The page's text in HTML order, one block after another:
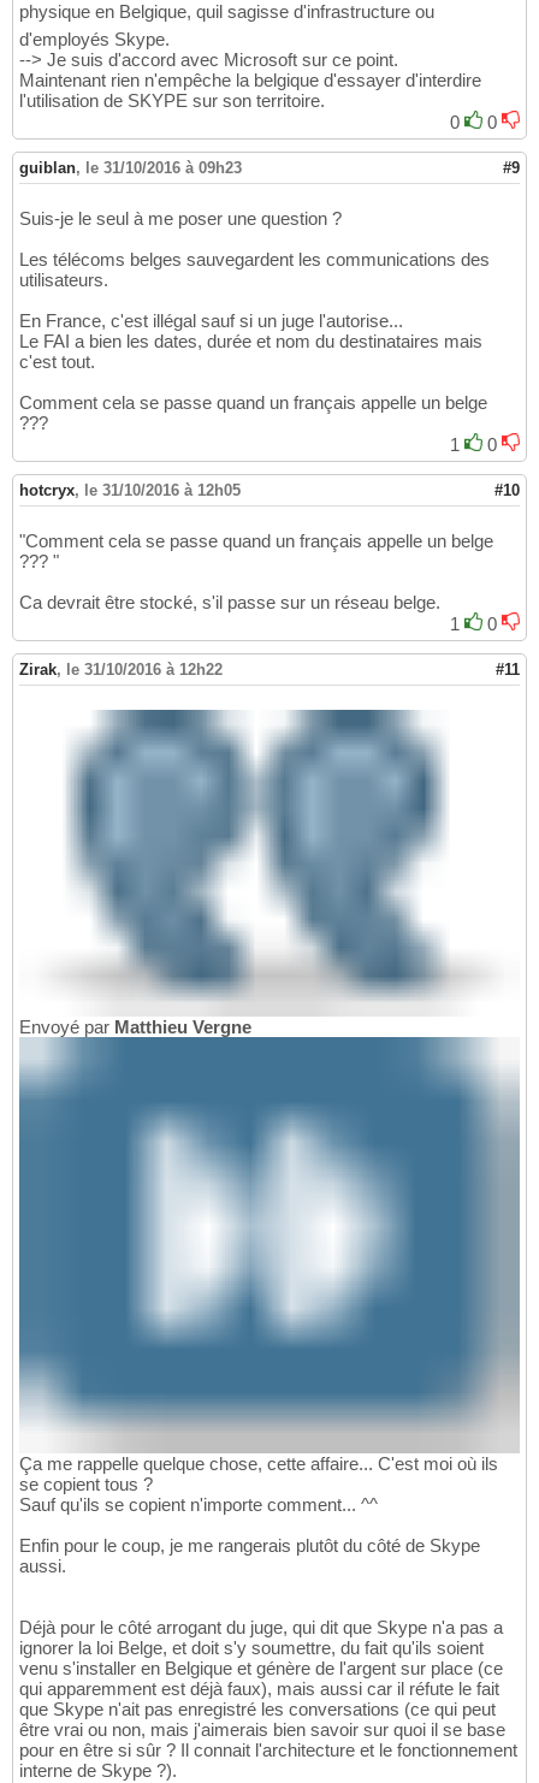
physique en Belgique, quil sagisse d'infrastructure ou
d'employés Skype.
--> Je suis d'accord avec Microsoft sur ce point.
Maintenant rien n'empêche la belgique d'essayer d'interdire
l'utilisation de SKYPE sur son territoire.
0
0
guiblan, le 31/10/2016 à 09h23 #9
Suis-je le seul à me poser une question ?
Les télécoms belges sauvegardent les communications des
utilisateurs.
En France, c'est illégal sauf si un juge l'autorise...
Le FAI a bien les dates, durée et nom du destinataires mais
c'est tout.
Comment cela se passe quand un français appelle un belge
???
1
0
hotcryx, le 31/10/2016 à 12h05 #10
"Comment cela se passe quand un français appelle un belge
??? "
Ca devrait être stocké, s'il passe sur un réseau belge.
1
0
Zirak, le 31/10/2016 à 12h22 #11
Envoyé par Matthieu Vergne
Ça me rappelle quelque chose, cette affaire... C'est moi où ils
se copient tous ?
Sauf qu'ils se copient n'importe comment... ^^
Enfin pour le coup, je me rangerais plutôt du côté de Skype
aussi.
Déjà pour le côté arrogant du juge, qui dit que Skype n'a pas a
ignorer la loi Belge, et doit s'y soumettre, du fait qu'ils soient
venu s'installer en Belgique et génère de l'argent sur place (ce
qui apparemment est déjà faux), mais aussi car il réfute le fait
que Skype n'ait pas enregistré les conversations (ce qui peut
être vrai ou non, mais j'aimerais bien savoir sur quoi il se base
pour en être si sûr ? Il connait l'architecture et le fonctionnement
interne de Skype ?).